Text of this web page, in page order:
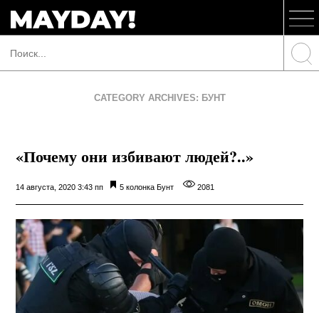
CATEGORY ARCHIVES: БУНТ
«Почему они избивают людей?..»
14 августа, 2020 3:43 пп 5 колонка Бунт 2081